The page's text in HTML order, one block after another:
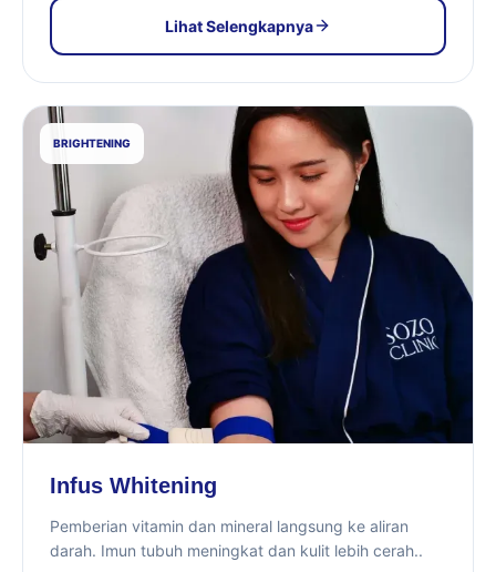
Lihat Selengkapnya
BRIGHTENING
Infus Whitening
Pemberian vitamin dan mineral langsung ke aliran
darah. Imun tubuh meningkat dan kulit lebih cerah..